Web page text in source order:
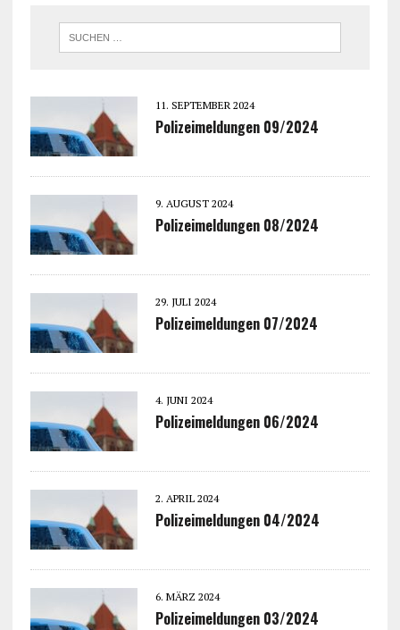
11. SEPTEMBER 2024
Polizeimeldungen 09/2024
9. AUGUST 2024
Polizeimeldungen 08/2024
29. JULI 2024
Polizeimeldungen 07/2024
4. JUNI 2024
Polizeimeldungen 06/2024
2. APRIL 2024
Polizeimeldungen 04/2024
6. MÄRZ 2024
Polizeimeldungen 03/2024